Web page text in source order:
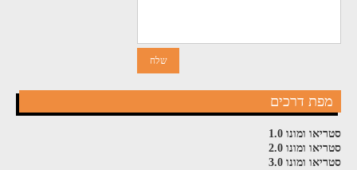
מפת דרכים
סטריאו ומונו 1.0
סטריאו ומונו 2.0
סטריאו ומונו 3.0